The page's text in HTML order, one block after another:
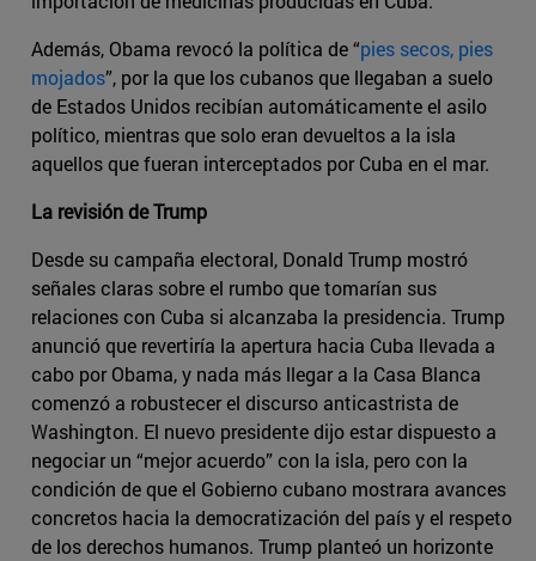
Además, Obama revocó la política de “pies secos, pies
mojados”, por la que los cubanos que llegaban a suelo
de Estados Unidos recibían automáticamente el asilo
político, mientras que solo eran devueltos a la isla
aquellos que fueran interceptados por Cuba en el mar.
La revisión de Trump
Desde su campaña electoral, Donald Trump mostró
señales claras sobre el rumbo que tomarían sus
relaciones con Cuba si alcanzaba la presidencia. Trump
anunció que revertiría la apertura hacia Cuba llevada a
cabo por Obama, y nada más llegar a la Casa Blanca
comenzó a robustecer el discurso anticastrista de
Washington. El nuevo presidente dijo estar dispuesto a
negociar un “mejor acuerdo” con la isla, pero con la
condición de que el Gobierno cubano mostrara avances
concretos hacia la democratización del país y el respeto
de los derechos humanos. Trump planteó un horizonte